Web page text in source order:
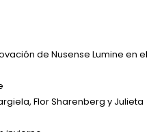
de Nusense Lumine en el
Flor Sharenberg y Julieta